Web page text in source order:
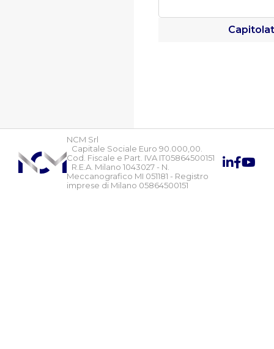
NCM Srl
Capitale Sociale Euro 90.000,00.
Cod. Fiscale e Part. IVA IT05864500151
R.E.A. Milano 1043027 - N.
Meccanografico MI 051181 - Registro
imprese di Milano 05864500151